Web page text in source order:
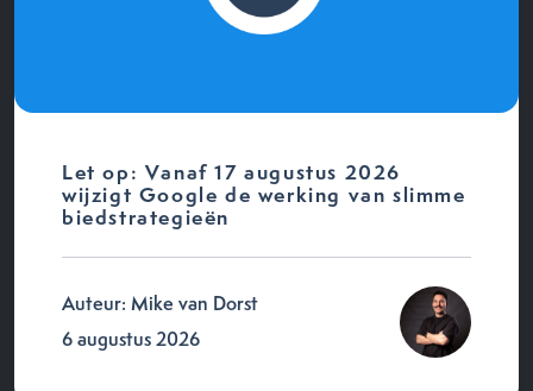
Let op: Vanaf 17 augustus 2026
wijzigt Google de werking van slimme
biedstrategieën
Auteur: Mike van Dorst
6 augustus 2026